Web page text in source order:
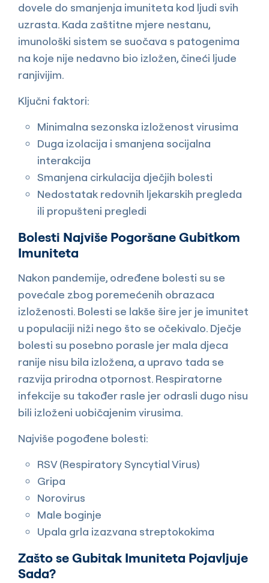
dovele do smanjenja imuniteta kod ljudi svih
uzrasta. Kada zaštitne mjere nestanu,
imunološki sistem se suočava s patogenima
na koje nije nedavno bio izložen, čineći ljude
ranjivijim.
Ključni faktori:
Minimalna sezonska izloženost virusima
Duga izolacija i smanjena socijalna
interakcija
Smanjena cirkulacija dječjih bolesti
Nedostatak redovnih ljekarskih pregleda
ili propušteni pregledi
Bolesti Najviše Pogoršane Gubitkom
Imuniteta
Nakon pandemije, određene bolesti su se
povećale zbog poremećenih obrazaca
izloženosti. Bolesti se lakše šire jer je imunitet
u populaciji niži nego što se očekivalo. Dječje
bolesti su posebno porasle jer mala djeca
ranije nisu bila izložena, a upravo tada se
razvija prirodna otpornost. Respiratorne
infekcije su također rasle jer odrasli dugo nisu
bili izloženi uobičajenim virusima.
Najviše pogođene bolesti:
RSV (Respiratory Syncytial Virus)
Gripa
Norovirus
Male boginje
Upala grla izazvana streptokokima
Zašto se Gubitak Imuniteta Pojavljuje
Sada?